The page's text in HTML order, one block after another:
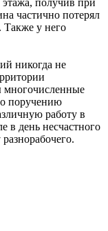
частично потерял
Также у него
никогда не
многочисленные
поручению
работу в
в день несчастного